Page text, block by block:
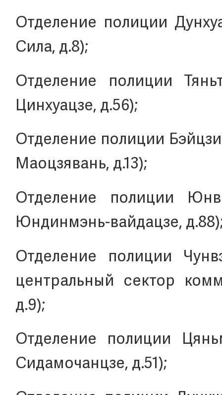
Отделение полиции
Сила, д.8);
Отделение полиции
Цинхуацзе, д.56);
Отделение полиции
Маоцзявань, д.13);
Отделение полиции
Юндинмэнь-вайдацзе,
Отделение полиции
центральный сектор
д.9);
Отделение полиции
Сидамочанцзе, д.51);